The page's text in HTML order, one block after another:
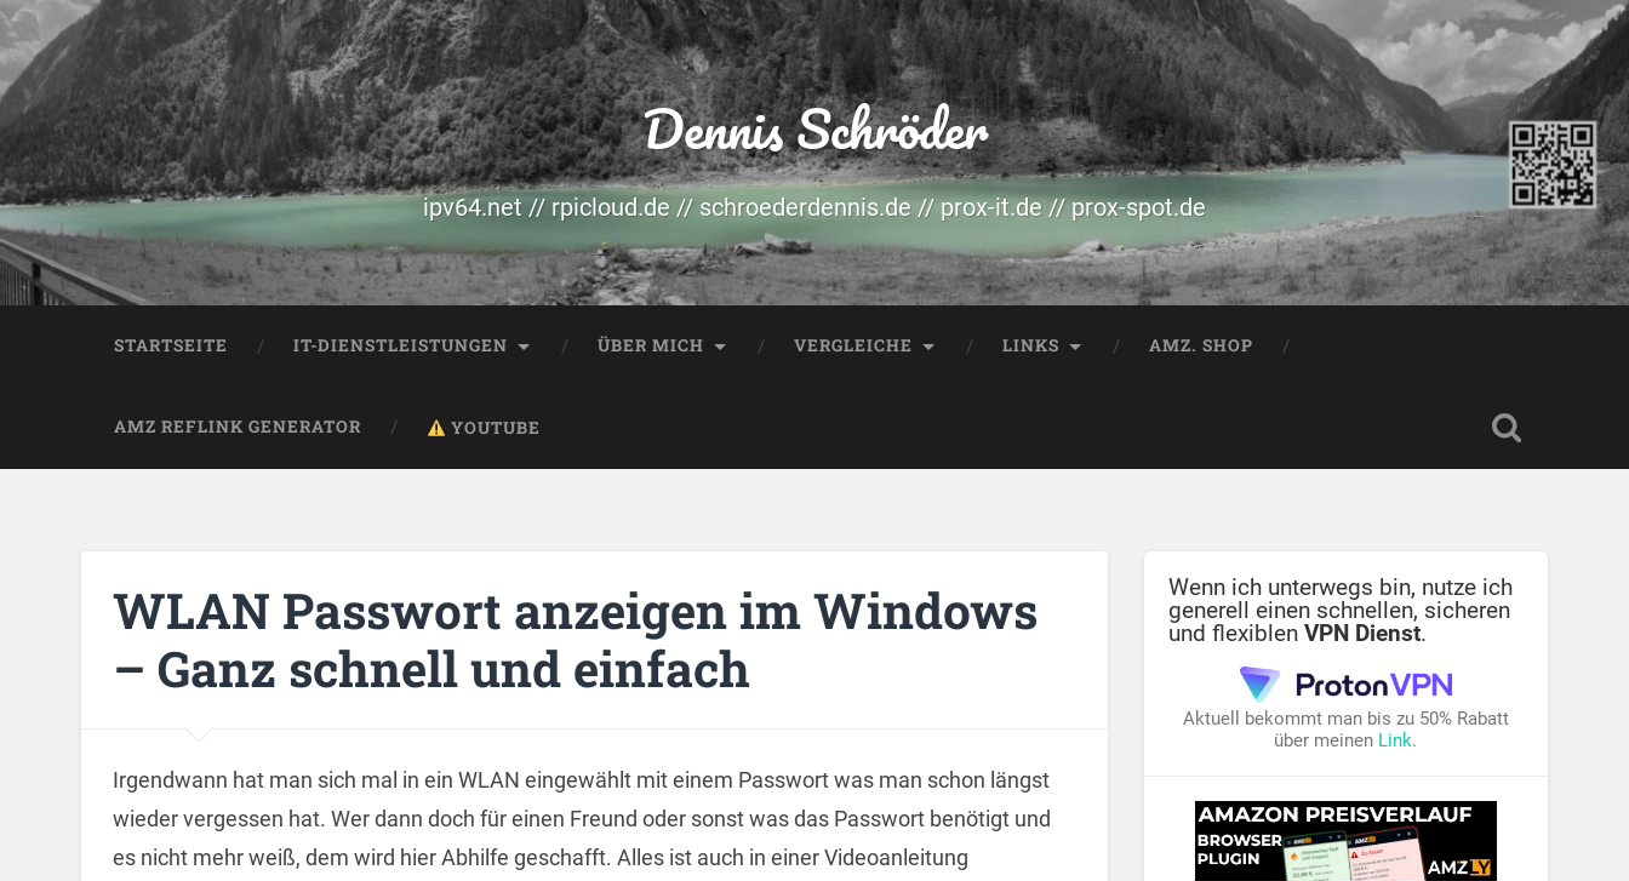
Dennis Schröder
ipv64.net // rpicloud.de // schroederdennis.de // prox-it.de // prox-spot.de
STARTSEITE IT-DIENSTLEISTUNGEN ÜBER MICH VERGLEICHE LINKS AMZ. SHOP
AMZ REFLINK GENERATOR YOUTUBE
WLAN Passwort anzeigen im Windows
– Ganz schnell und einfach
Irgendwann hat man sich mal in ein WLAN eingewählt mit einem Passwort was man schon längst
wieder vergessen hat. Wer dann doch für einen Freund oder sonst was das Passwort benötigt und
es nicht mehr weiß, dem wird hier Abhilfe geschafft. Alles ist auch in einer Videoanleitung
Wenn ich unterwegs bin, nutze ich
generell einen schnellen, sicheren
und flexiblenVPN Dienst.
Aktuell bekommt man bis zu 50% Rabatt
über meinen Link.